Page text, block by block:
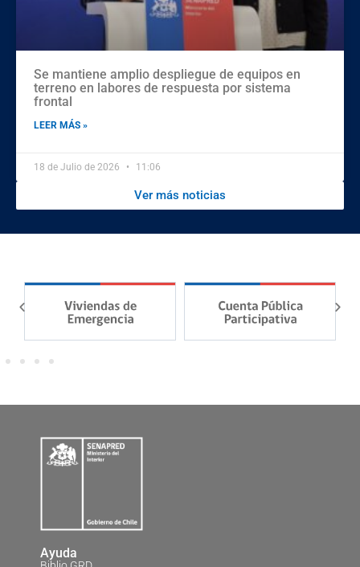
Se mantiene amplio despliegue de equipos en
terreno en labores de respuesta por sistema
frontal
LEER MÁS »
18 de Julio de 2026 11:06
Ver más noticias
Ayuda